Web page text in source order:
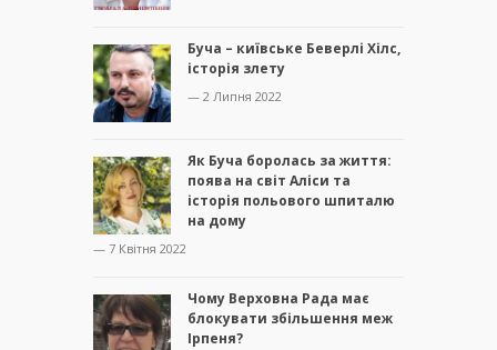
Буча – київське Беверлі Хілс,
історія злету
— 2 Липня 2022
Як Буча боролась за життя:
поява на світ Аліси та
історія польового шпиталю
на дому
— 7 Квітня 2022
Чому Верховна Рада має
блокувати збільшення меж
Ірпеня?